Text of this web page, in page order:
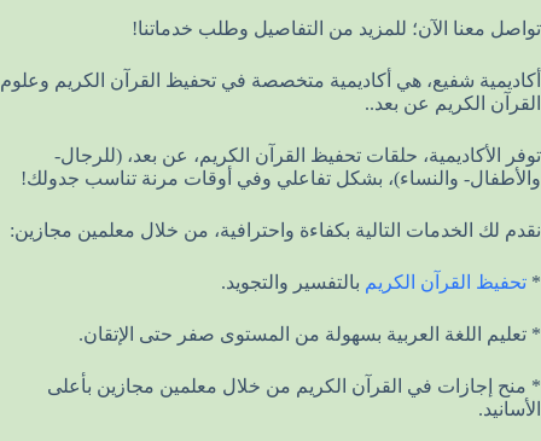
تواصل معنا الآن؛ للمزيد من التفاصيل وطلب خدماتنا!
أكاديمية شفيع، هي أكاديمية متخصصة في تحفيظ القرآن الكريم وعلوم
القرآن الكريم عن بعد..
توفر الأكاديمية، حلقات تحفيظ القرآن الكريم، عن بعد، (للرجال-
والأطفال- والنساء)، بشكل تفاعلي وفي أوقات مرنة تناسب جدولك!
نقدم لك الخدمات التالية بكفاءة واحترافية، من خلال معلمين مجازين:
* تحفيظ القرآن الكريم بالتفسير والتجويد.
* تعليم اللغة العربية بسهولة من المستوى صفر حتى الإتقان.
* منح إجازات في القرآن الكريم من خلال معلمين مجازين بأعلى
الأسانيد.